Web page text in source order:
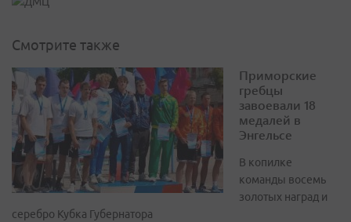
Смотрите также
Приморские
гребцы
завоевали 18
медалей в
Энгельсе
В копилке
команды восемь
золотых наград и
серебро Кубка Губернатора